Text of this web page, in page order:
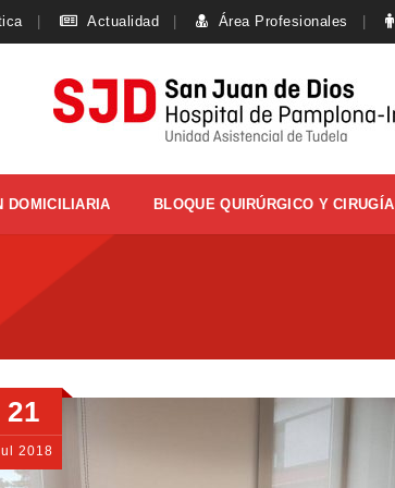
Actualidad Área Profesionales
DOMICILIARIA BLOQUE QUIRÚRGICO Y CIRUGÍA
21
2018